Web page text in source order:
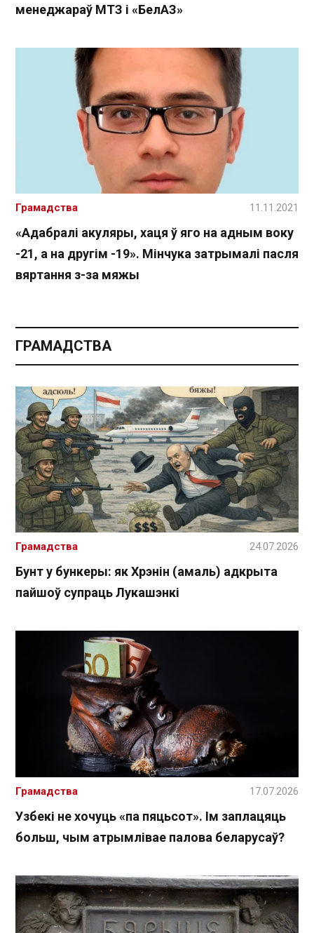
менеджараў МТЗ і «БелАЗ»
«Адабралі акуляры, хаця ў яго на адным воку
-21, а на другім -19». Мінчука затрымалі пасля
вяртання з-за мяжы
Грамадства 11.11.2021
ГРАМАДСТВА
Бунт у бункеры: як Хрэнін (амаль) адкрыта
пайшоў супраць Лукашэнкі
Грамадства 24.07.2026
Узбекі не хочуць «па пяцьсот». Ім заплацяць
больш, чым атрымлівае палова беларусаў?
Грамадства 17.07.2026